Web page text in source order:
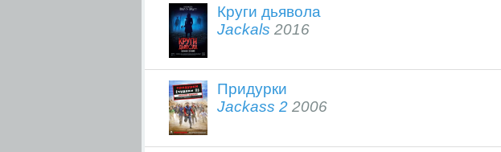
Круги дьявола
Jackals 2016
Придурки
Jackass 2 2006